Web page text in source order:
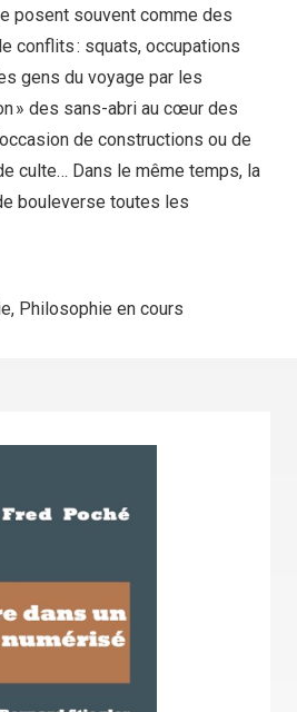
posent souvent comme des
conflits : squats, occupations
gens du voyage par les
» des sans-abri au cœur des
de constructions ou de
culte… Dans le même temps, la
bouleverse toutes les
, Philosophie en cours